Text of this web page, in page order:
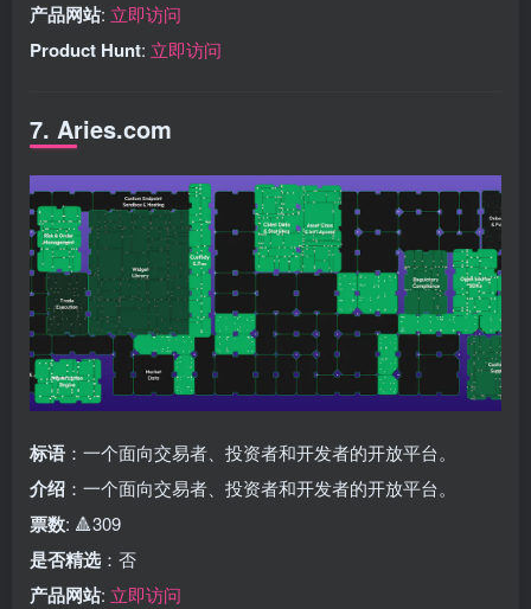
产品网站: 立即访问
Product Hunt: 立即访问
7. Aries.com
标语 ：一个面向交易者、投资者和开发者的开放平台。
介绍 ：一个面向交易者、投资者和开发者的开放平台。
票数: 🔺309
是否精选 ：否
产品网站: 立即访问